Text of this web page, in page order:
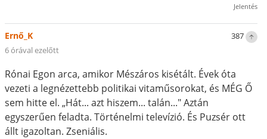
Jelentés
387
Ernő_K
6 órával ezelőtt
Rónai Egon arca, amikor Mészáros kisétált. Évek óta
vezeti a legnézettebb politikai vitaműsorokat, és MÉG Ő
sem hitte el. „Hát... azt hiszem... talán..." Aztán
egyszerűen feladta. Történelmi televízió. És Puzsér ott
állt igazoltan. Zseniális.